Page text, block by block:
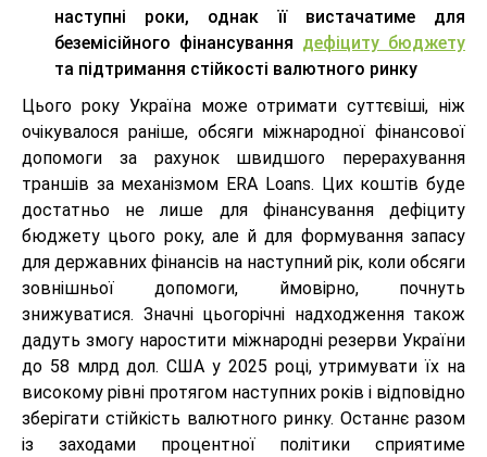
наступні роки, однак її вистачатиме для
беземісійного фінансування дефіциту бюджету
та підтримання стійкості валютного ринку
Цього року Україна може отримати суттєвіші, ніж
очікувалося раніше, обсяги міжнародної фінансової
допомоги за рахунок швидшого перерахування
траншів за механізмом ERA Loans. Цих коштів буде
достатньо не лише для фінансування дефіциту
бюджету цього року, але й для формування запасу
для державних фінансів на наступний рік, коли обсяги
зовнішньої допомоги, ймовірно, почнуть
знижуватися. Значні цьогорічні надходження також
дадуть змогу наростити міжнародні резерви України
до 58 млрд дол. США у 2025 році, утримувати їх на
високому рівні протягом наступних років і відповідно
зберігати стійкість валютного ринку. Останнє разом
із заходами процентної політики сприятиме